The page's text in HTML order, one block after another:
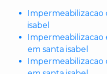
Impermeabilizacao
isabel
Impermeabilizacao
em santa isabel
Impermeabilizacao